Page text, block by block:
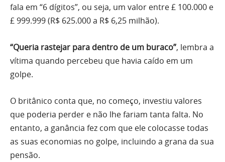
fala em “6 dígitos”, ou seja, um valor entre £ 100.000 e
£ 999.999 (R$ 625.000 a R$ 6,25 milhão).
“Queria rastejar para dentro de um buraco”, lembra a
vítima quando percebeu que havia caído em um
golpe.
O britânico conta que, no começo, investiu valores
que poderia perder e não lhe fariam tanta falta. No
entanto, a ganância fez com que ele colocasse todas
as suas economias no golpe, incluindo a grana da sua
pensão.